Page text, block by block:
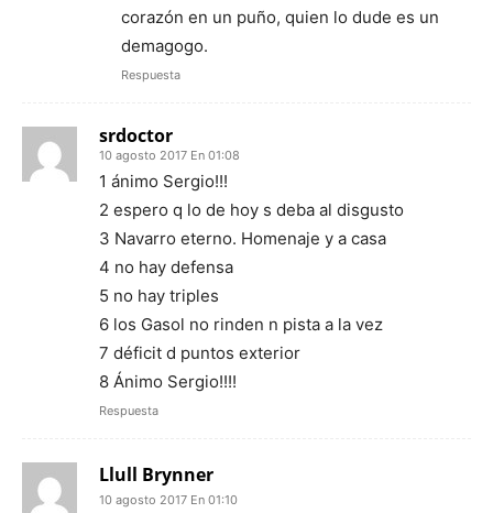
corazón en un puño, quien lo dude es un
demagogo.
Respuesta
srdoctor
10 agosto 2017 En 01:08
1 ánimo Sergio!!!
2 espero q lo de hoy s deba al disgusto
3 Navarro eterno. Homenaje y a casa
4 no hay defensa
5 no hay triples
6 los Gasol no rinden n pista a la vez
7 déficit d puntos exterior
8 Ánimo Sergio!!!!
Respuesta
Llull Brynner
10 agosto 2017 En 01:10